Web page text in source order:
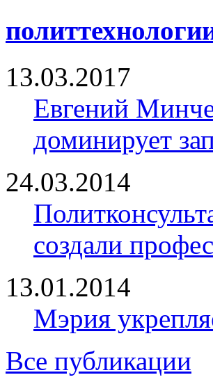
13.03.2017
Евгений
доминирует
24.03.2014
создали
13.01.2014
Мэрия
Все публикации